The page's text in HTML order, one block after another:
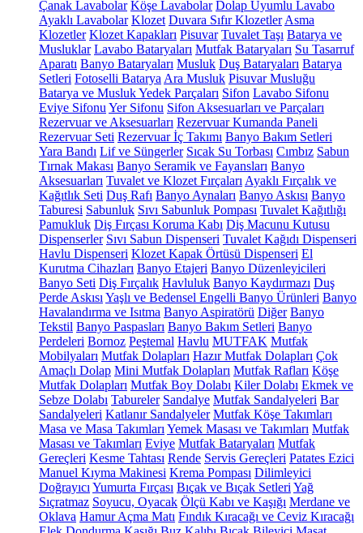
Çanak Lavabolar Köşe Lavabolar Dolap Uyumlu Lavabo
Ayaklı Lavabolar Klozet Duvara Sıfır Klozetler Asma
Klozetler Klozet Kapakları Pisuvar Tuvalet Taşı Batarya ve
Musluklar Lavabo Bataryaları Mutfak Bataryaları Su Tasarruf
Aparatı Banyo Bataryaları Musluk Duş Bataryaları Batarya
Setleri Fotoselli Batarya Ara Musluk Pisuvar Musluğu
Batarya ve Musluk Yedek Parçaları Sifon Lavabo Sifonu
Eviye Sifonu Yer Sifonu Sifon Aksesuarları ve Parçaları
Rezervuar ve Aksesuarları Rezervuar Kumanda Paneli
Rezervuar Seti Rezervuar İç Takımı Banyo Bakım Setleri
Yara Bandı Lif ve Süngerler Sıcak Su Torbası Cımbız Sabun
Tırnak Makası Banyo Seramik ve Fayansları Banyo
Aksesuarları Tuvalet ve Klozet Fırçaları Ayaklı Fırçalık ve
Kağıtlık Seti Duş Rafı Banyo Aynaları Banyo Askısı Banyo
Taburesi Sabunluk Sıvı Sabunluk Pompası Tuvalet Kağıtlığı
Pamukluk Diş Fırçası Koruma Kabı Diş Macunu Kutusu
Dispenserler Sıvı Sabun Dispenseri Tuvalet Kağıdı Dispenseri
Havlu Dispenseri Klozet Kapak Örtüsü Dispenseri El
Kurutma Cihazları Banyo Etajeri Banyo Düzenleyicileri
Banyo Seti Diş Fırçalık Havluluk Banyo Kaydırmazı Duş
Perde Askısı Yaşlı ve Bedensel Engelli Banyo Ürünleri Banyo
Havalandırma ve Isıtma Banyo Aspiratörü Diğer Banyo
Tekstil Banyo Paspasları Banyo Bakım Setleri Banyo
Perdeleri Bornoz Peştemal Havlu MUTFAK Mutfak
Mobilyaları Mutfak Dolapları Hazır Mutfak Dolapları Çok
Amaçlı Dolap Mini Mutfak Dolapları Mutfak Rafları Köşe
Mutfak Dolapları Mutfak Boy Dolabı Kiler Dolabı Ekmek ve
Sebze Dolabı Tabureler Sandalye Mutfak Sandalyeleri Bar
Sandalyeleri Katlanır Sandalyeler Mutfak Köşe Takımları
Masa ve Masa Takımları Yemek Masası ve Takımları Mutfak
Masası ve Takımları Eviye Mutfak Bataryaları Mutfak
Gereçleri Kesme Tahtası Rende Servis Gereçleri Patates Ezici
Manuel Kıyma Makinesi Krema Pompası Dilimleyici
Doğrayıcı Yumurta Fırçası Bıçak ve Bıçak Setleri Yağ
Sıçratmaz Soyucu, Oyacak Ölçü Kabı ve Kaşığı Merdane ve
Oklava Hamur Açma Matı Fındık Kıracağı ve Ceviz Kıracağı